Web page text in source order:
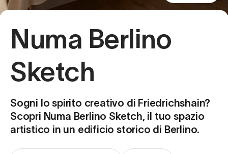
Numa Berlino
Sketch
Sogni lo spirito creativo di Friedrichshain?
Scopri Numa Berlino Sketch, il tuo spazio
artistico in un edificio storico di Berlino.